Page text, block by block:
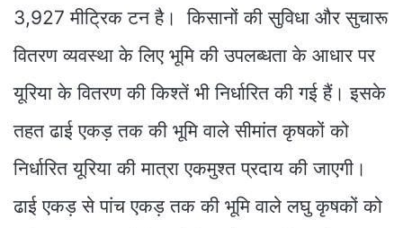
3,927 मीट्रिक टन है। किसानों की सुविधा और सुचारू
वितरण व्यवस्था के लिए भूमि की उपलब्धता के आधार पर
यूरिया के वितरण की किश्तें भी निर्धारित की गई हैं। इसके
तहत ढाई एकड़ तक की भूमि वाले सीमांत कृषकों को
निर्धारित यूरिया की मात्रा एकमुश्त प्रदाय की जाएगी।
ढाई एकड़ से पांच एकड़ तक की भूमि वाले लघु कृषकों को